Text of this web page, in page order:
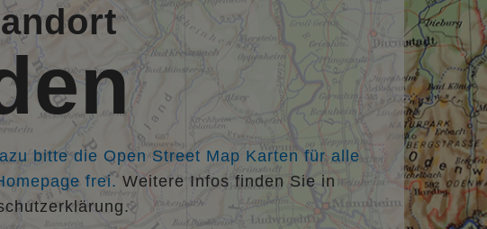
bitte die Open Street Map Karten für alle
frei.Weitere Infos finden Sie in